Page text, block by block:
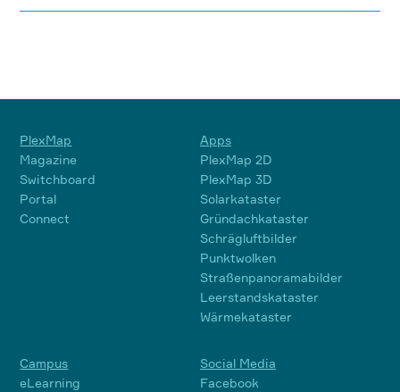
PlexMap
Magazine
Switchboard
Portal
Connect
Apps
PlexMap 2D
PlexMap 3D
Solarkataster
Gründachkataster
Schrägluftbilder
Punktwolken
Straßenpanoramabilder
Leerstandskataster
Wärmekataster
Campus
eLearning
Social Media
Facebook